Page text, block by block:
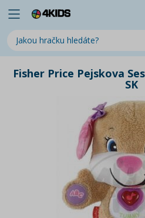
Fisher Price Pejskova
SK